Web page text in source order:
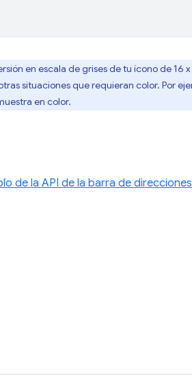
en escala de grises de tu ícono de 16
situaciones que requieran color. Por
en color.
de la API de la barra de direcciones